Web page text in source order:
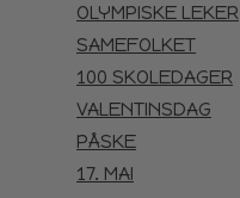
OLYMPISKE LEKER
SAMEFOLKET
100 SKOLEDAGER
VALENTINSDAG
PÅSKE
17. MAI